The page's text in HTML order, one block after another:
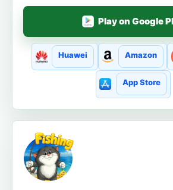
Play on Google
Huawei Amazon
App Store